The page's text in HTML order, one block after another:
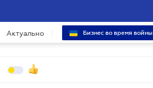
Актуально Бизнес во время войны